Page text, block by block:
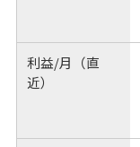
利益/月（直
近）